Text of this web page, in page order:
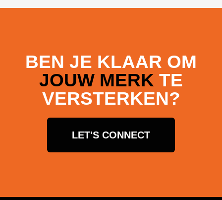
BEN JE KLAAR OM
JOUW MERK TE
VERSTERKEN?
LET'S CONNECT